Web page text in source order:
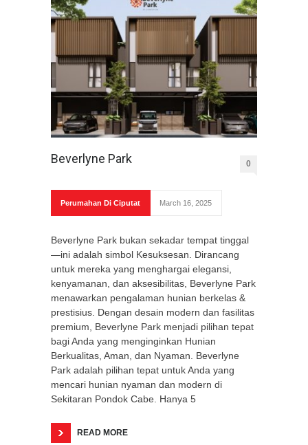
Beverlyne Park 0
Perumahan Di Ciputat March 16, 2025
Beverlyne Park bukan sekadar tempat tinggal
—ini adalah simbol Kesuksesan. Dirancang
untuk mereka yang menghargai elegansi,
kenyamanan, dan aksesibilitas, Beverlyne Park
menawarkan pengalaman hunian berkelas &
prestisius. Dengan desain modern dan fasilitas
premium, Beverlyne Park menjadi pilihan tepat
bagi Anda yang menginginkan Hunian
Berkualitas, Aman, dan Nyaman. Beverlyne
Park adalah pilihan tepat untuk Anda yang
mencari hunian nyaman dan modern di
Sekitaran Pondok Cabe. Hanya 5
READ MORE